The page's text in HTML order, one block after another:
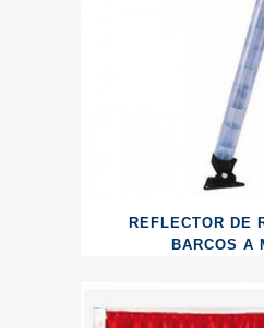
REFLECTOR DE
BARCOS A